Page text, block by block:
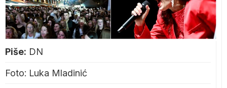
Piše: DN
Foto: Luka Mladinić